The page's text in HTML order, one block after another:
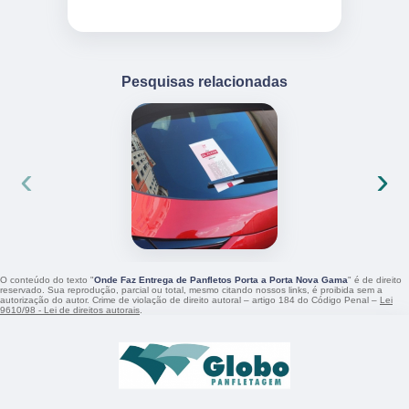
Pesquisas relacionadas
‹ ›
O conteúdo do texto "Onde Faz Entrega de Panfletos Porta a Porta Nova Gama" é de direito
reservado. Sua reprodução, parcial ou total, mesmo citando nossos links, é proibida sem a
autorização do autor. Crime de violação de direito autoral – artigo 184 do Código Penal – Lei
9610/98 - Lei de direitos autorais